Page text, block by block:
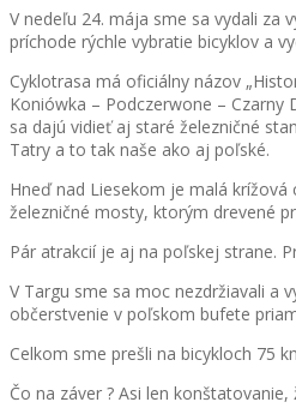
V nedeľu 24. mája sme sa vydali za
príchode rýchle vybratie bicyklov a
Cyklotrasa má oficiálny názov
Koniówka – Podczerwone – Czarny
sa dajú vidieť aj staré železničné
Tatry a to tak naše ako aj poľské.
Hneď nad Liesekom je malá
železničné mosty, ktorým drevené
Pár atrakcií je aj na poľskej strane.
V Targu sme sa moc nezdržiavali a
občerstvenie v poľskom bufete
Celkom sme prešli na bicykloch 75
Čo na záver ? Asi len